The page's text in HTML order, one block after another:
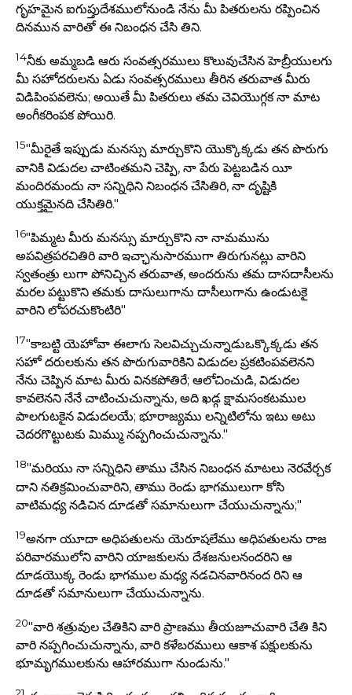
గృహమైన ఐగుప్తుదేశములోనుండి నేను మీ పితరులను రప్పించిన
దినమున వారితో ఈ నిబంధన చేసి తిని.
14నీకు అమ్మబడి ఆరు సంవత్సరములు కొలువుచేసిన హెబ్రీయులగు
మీ సహోదరులను ఏడు సంవత్సరములు తీరిన తరువాత మీరు
విడిపింపవలెను; అయితే మీ పితరులు తమ చెవియొగ్గక నా మాట
అంగీకరింపక పోయిరి.
15"మీరైతే ఇప్పుడు మనస్సు మార్చుకొని యొక్కొక్కడు తన పొరుగు
వానికి విడుదల చాటింతమని చెప్పి, నా పేరు పెట్టబడిన యీ
మందిరమందు నా సన్నిధిని నిబంధన చేసితిరి, నా దృష్టికి
యుక్తమైనది చేసితిరి."
16"పిమ్మట మీరు మనస్సు మార్చుకొని నా నామమును
అపవిత్రపరచితిరి వారి ఇచ్ఛానుసారముగా తిరుగునట్లు వారిని
స్వతంత్రు లుగా పోనిచ్చిన తరువాత, అందరును తమ దాసదాసీలను
మరల పట్టుకొని తమకు దాసులుగాను దాసీలుగాను ఉండుటకై
వారిని లోపరచుకొంటిరి"
17"కాబట్టి యెహోవా ఈలాగు సెలవిచ్చుచున్నాడుఒక్కొక్కడు తన
సహో దరులకును తన పొరుగువారికిని విడుదల ప్రకటింపవలెనని
నేను చెప్పిన మాట మీరు వినకపోతిరే; ఆలోచించుడి, విడుదల
కావలెనని నేనే చాటించుచున్నాను, అది ఖడ్గ క్షామసంకటముల
పాలగుటకైన విడుదలయే; భూరాజ్యము లన్నిటిలోను ఇటు అటు
చెదరగొట్టుటకు మిమ్ము నప్పగించుచున్నాను."
18"మరియు నా సన్నిధిని తాము చేసిన నిబంధన మాటలు నెరవేర్చక
దాని నతిక్రమించువారిని, తాము రెండు భాగములుగా కోసి
వాటిమధ్య నడిచిన దూడతో సమానులుగా చేయుచున్నాను;"
19అనగా యూదా అధిపతులను యెరూషలేము అధిపతులను రాజ
పరివారములోని వారిని యాజకులను దేశజనులనందరిని ఆ
దూడయొక్క రెండు భాగముల మధ్య నడచినవారినంద రిని ఆ
దూడతో సమానులుగా చేయుచున్నాను.
20"వారి శత్రువుల చేతికిని వారి ప్రాణము తీయజూచువారి చేతి కిని
వారి నప్పగించుచున్నాను, వారి కళేబరములు ఆకాశ పక్షులకును
భూమృగములకును ఆహారముగా నుండును."